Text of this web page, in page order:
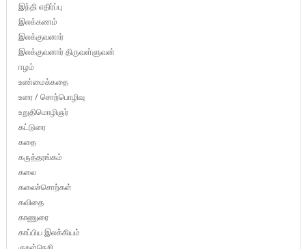
இந்தி எதிர்ப்பு
இலக்கணம்
இலக்குவனார்
இலக்குவனார் திருவள்ளுவன்
ஈழம்
உண்மைக்கதை
உரை / சொற்பொழிவு
உறுதிமொழிஞர்
கட்டுரை
கதை
கருத்தரங்கம்
கலை
கலைச்சொற்கள்
கவிதை
காணுரை
காப்பிய இலக்கியம்